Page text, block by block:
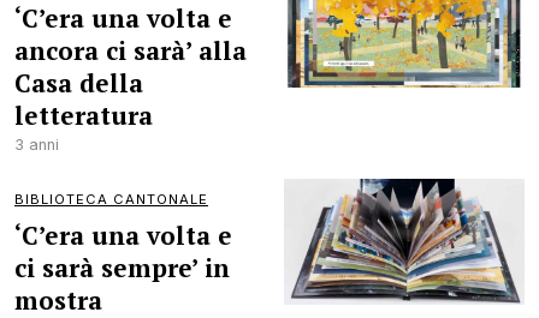
‘C’era una volta e
ancora ci sarà’ alla
Casa della
letteratura
3 anni
BIBLIOTECA CANTONALE
‘C’era una volta e
ci sarà sempre’ in
mostra